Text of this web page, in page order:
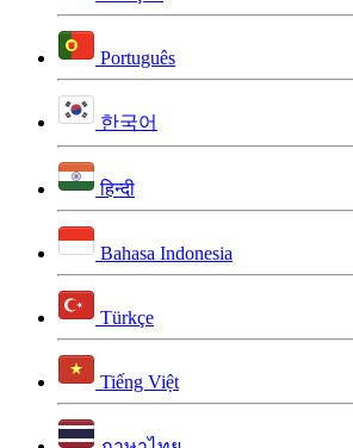
Português
한국어
हिन्दी
Bahasa Indonesia
Türkçe
Tiếng Việt